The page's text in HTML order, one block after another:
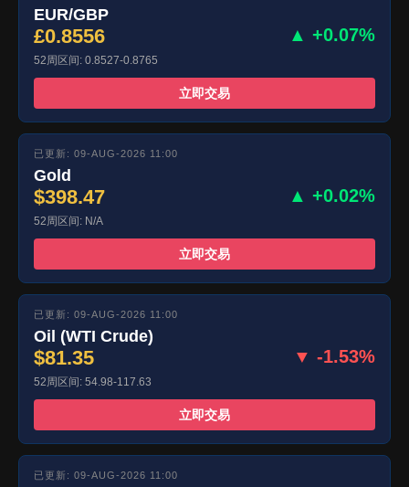
EUR/GBP
£0.8556 ▲ +0.07%
52周区间: 0.8527-0.8765
立即交易
已更新: 09-AUG-2026 11:00
Gold
$398.47 ▲ +0.02%
52周区间: N/A
立即交易
已更新: 09-AUG-2026 11:00
Oil (WTI Crude)
$81.35 ▼ -1.53%
52周区间: 54.98-117.63
立即交易
已更新: 09-AUG-2026 11:00